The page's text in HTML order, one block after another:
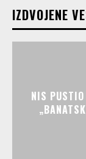
IZDVOJENE
NIS